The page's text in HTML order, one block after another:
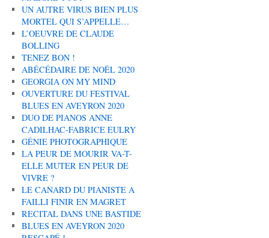
UN AUTRE VIRUS BIEN PLUS
MORTEL QUI S’APPELLE…
L’OEUVRE DE CLAUDE
BOLLING
TENEZ BON !
ABÉCÉDAIRE DE NOËL 2020
GEORGIA ON MY MIND
OUVERTURE DU FESTIVAL
BLUES EN AVEYRON 2020
DUO DE PIANOS ANNE
CADILHAC-FABRICE EULRY
GÉNIE PHOTOGRAPHIQUE
LA PEUR DE MOURIR VA-T-
ELLE MUTER EN PEUR DE
VIVRE ?
LE CANARD DU PIANISTE A
FAILLI FINIR EN MAGRET
RECITAL DANS UNE BASTIDE
BLUES EN AVEYRON 2020